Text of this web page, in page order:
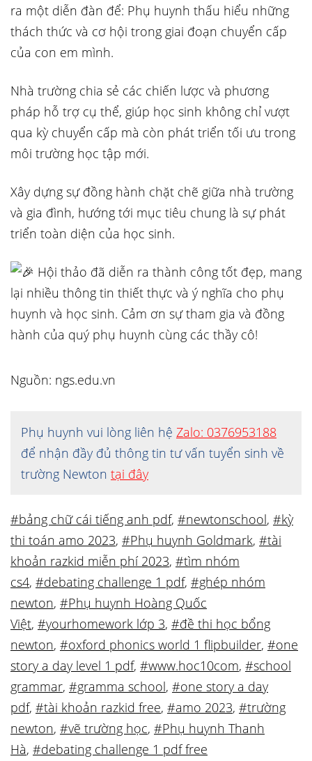
ra một diễn đàn để: Phụ huynh thấu hiểu những
thách thức và cơ hội trong giai đoạn chuyển cấp
của con em mình.
Nhà trường chia sẻ các chiến lược và phương
pháp hỗ trợ cụ thể, giúp học sinh không chỉ vượt
qua kỳ chuyển cấp mà còn phát triển tối ưu trong
môi trường học tập mới.
Xây dựng sự đồng hành chặt chẽ giữa nhà trường
và gia đình, hướng tới mục tiêu chung là sự phát
triển toàn diện của học sinh.
Hội thảo đã diễn ra thành công tốt đẹp, mang
lại nhiều thông tin thiết thực và ý nghĩa cho phụ
huynh và học sinh. Cảm ơn sự tham gia và đồng
hành của quý phụ huynh cùng các thầy cô!
Nguồn: ngs.edu.vn
Phụ huynh vui lòng liên hệ Zalo: 0376953188
để nhận đầy đủ thông tin tư vấn tuyển sinh về
trường Newton tại đây
#bảng chữ cái tiếng anh pdf, #newtonschool, #kỳ
thi toán amo 2023, #Phụ huynh Goldmark, #tài
khoản razkid miễn phí 2023, #tìm nhóm
cs4, #debating challenge 1 pdf, #ghép nhóm
newton, #Phụ huynh Hoàng Quốc
Việt, #yourhomework lớp 3, #đề thi học bổng
newton, #oxford phonics world 1 flipbuilder, #one
story a day level 1 pdf, #www.hoc10com, #school
grammar, #gramma school, #one story a day
pdf, #tài khoản razkid free, #amo 2023, #trường
newton, #vẽ trường học, #Phụ huynh Thanh
Hà, #debating challenge 1 pdf free